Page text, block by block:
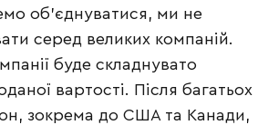
об’єднуватися, ми не
серед великих компаній.
буде складнувато
вартості. Після багатьох
зокрема до США та Канади,